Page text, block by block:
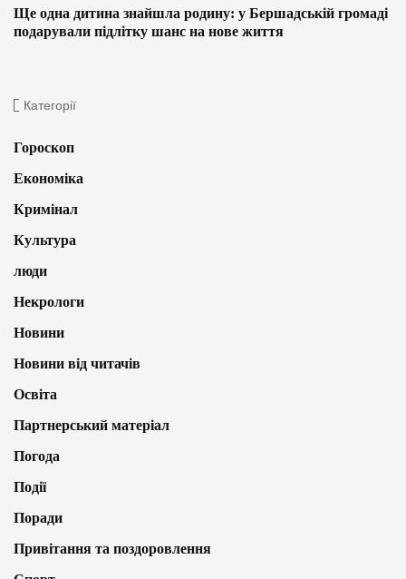
Ще одна дитина знайшла родину: у Бершадській громаді
подарували підлітку шанс на нове життя
Категорії
Гороскоп
Економіка
Кримінал
Культура
люди
Некрологи
Новини
Новини від читачів
Освіта
Партнерський матеріал
Погода
Події
Поради
Привітання та поздоровлення